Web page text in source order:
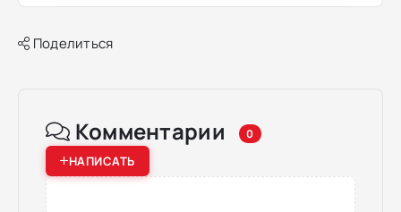
Поделиться
Комментарии 0
НАПИСАТЬ